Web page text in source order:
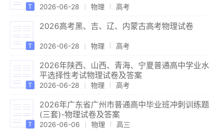
2026-06-28 物理 高考
2026高考黑、吉、辽、内蒙古高考物理试卷
2026-06-28 物理 高考
2026年陕西、山西、青海、宁夏普通高中学业水
平选择性考试物理试卷及答案
2026-06-28 物理 高考
2026年广东省广州市普通高中毕业班冲刺训练题
(三套)-物理试卷及答案
2026-06-06 物理 高三